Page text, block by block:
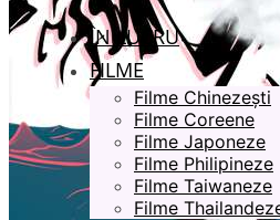
ÎN LUCRU
FILME
Filme Chinezești
Filme Coreene
Filme Japoneze
Filme Philipineze
Filme Taiwaneze
Filme